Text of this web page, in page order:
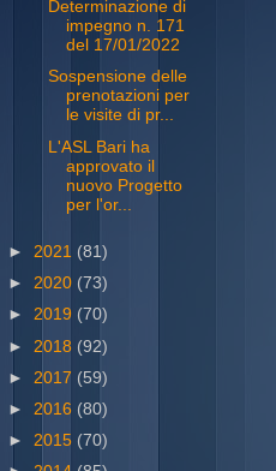
Determinazione di
impegno n. 171
del 17/01/2022
Sospensione delle
prenotazioni per
le visite di pr...
L'ASL Bari ha
approvato il
nuovo Progetto
per l'or...
► 2021 (81)
► 2020 (73)
► 2019 (70)
► 2018 (92)
► 2017 (59)
► 2016 (80)
► 2015 (70)